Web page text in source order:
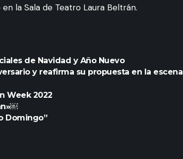
la Sala de Teatro Laura Beltrán.
de Navidad y Año Nuevo
y reafirma su propuesta en la escena
Week 2022
Domingo”